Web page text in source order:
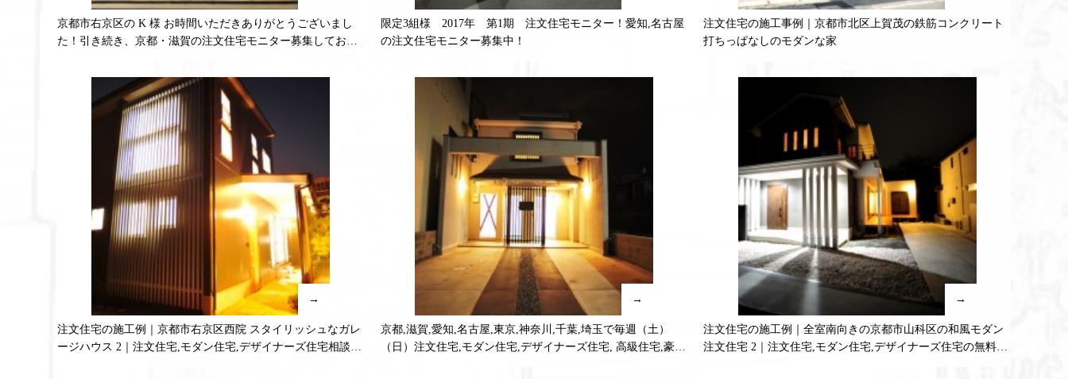
京都市右京区の K 様 お時間いただきありがとうございまし
た！引き続き、京都・滋賀の注文住宅モニター募集しており
限定3組様 2017年 第1期 注文住宅モニター！愛知,名古屋
の注文住宅モニター募集中！
注文住宅の施工事例｜京都市北区上賀茂の鉄筋コンクリート
打ちっぱなしのモダンな家
→
注文住宅の施工例｜京都市右京区西院 スタイリッシュなガレ
ージハウス 2｜注文住宅,モダン住宅,デザイナーズ住宅相談受
→
京都,滋賀,愛知,名古屋,東京,神奈川,千葉,埼玉で毎週（土）
（日）注文住宅,モダン住宅,デザイナーズ住宅, 高級住宅,豪
→
注文住宅の施工例｜全室南向きの京都市山科区の和風モダン
注文住宅 2｜注文住宅,モダン住宅,デザイナーズ住宅の無料相